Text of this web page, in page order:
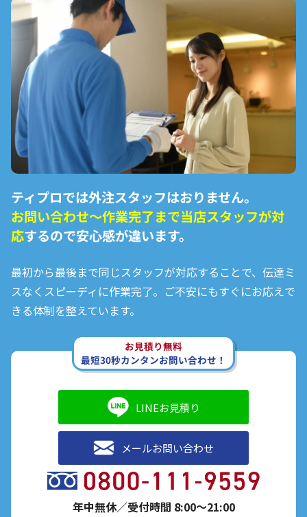
ティプロでは外注スタッフはおりません。
お問い合わせ〜作業完了まで当店スタッフが対
応するので安心感が違います。
最初から最後まで同じスタッフが対応することで、伝達ミ
スなくスピーディに作業完了。ご不安にもすぐにお応えで
きる体制を整えています。
お見積り無料
最短30秒カンタンお問い合わせ！
LINEお見積り
メールお問い合わせ
年中無休／受付時間 8:00～21:00